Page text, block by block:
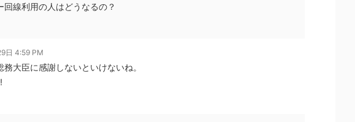
回線利用の人はどうなるの？
日 4:59 PM
務大臣に感謝しないといけないね。